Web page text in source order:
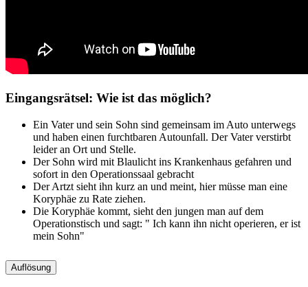
Eingangsrätsel: Wie ist das möglich?
Ein Vater und sein Sohn sind gemeinsam im Auto unterwegs
und haben einen furchtbaren Autounfall. Der Vater verstirbt
leider an Ort und Stelle.
Der Sohn wird mit Blaulicht ins Krankenhaus gefahren und
sofort in den Operationssaal gebracht
Der Artzt sieht ihn kurz an und meint, hier müsse man eine
Koryphäe zu Rate ziehen.
Die Koryphäe kommt, sieht den jungen man auf dem
Operationstisch und sagt: " Ich kann ihn nicht operieren, er ist
mein Sohn"
Auflösung